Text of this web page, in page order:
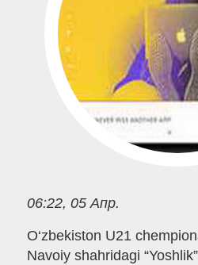
06:22, 05 Апр.
O‘zbekiston U21
Navoiy shahridagi